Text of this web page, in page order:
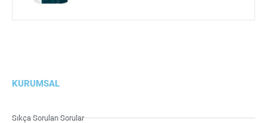
KURUMSAL
Sıkça Sorulan Sorular